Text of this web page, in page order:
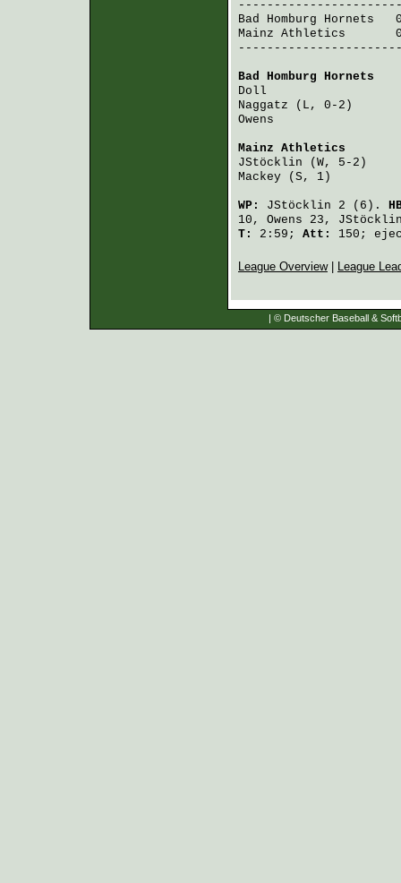
Bad Homburg Hornets
Mainz Athletics
Bad Homburg Hornets
Doll
Naggatz (L, 0-2)
Owens
Mainz Athletics
JStöcklin (W, 5-2)
Mackey (S, 1)
WP: JStöcklin 2 (6).
10, Owens 23,
T:
2:59; Att: 150;
League Overview| League
| © Deutscher Baseball &